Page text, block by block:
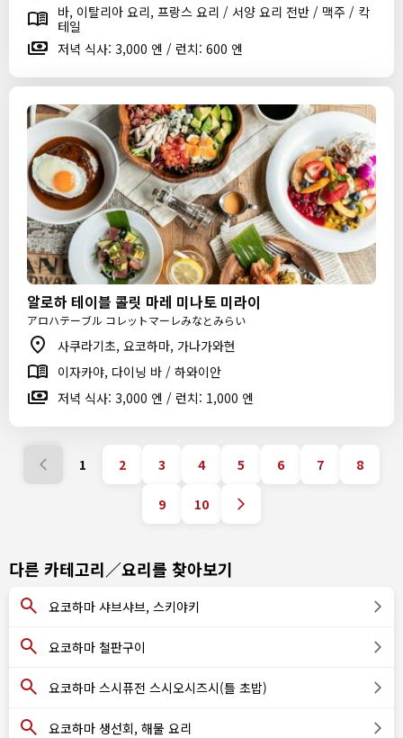
바, 이탈리아 요리, 프랑스 요리 / 서양 요리 전반 / 맥주 / 칵
테일
저녁 식사: 3,000 엔 / 런치: 600 엔
알로하 테이블 콜릿 마레 미나토 미라이
アロハテーブル コレットマーレみなとみらい
사쿠라기초, 요코하마, 가나가와현
이자카야, 다이닝 바 / 하와이안
저녁 식사: 3,000 엔 / 런치: 1,000 엔
1 2 3 4 5 6 7 8
9 10
다른 카테고리／요리를 찾아보기
요코하마 샤브샤브, 스키야키
요코하마 철판구이
요코하마 스시퓨전 스시오시즈시(틀 초밥)
요코하마 생선회, 해물 요리